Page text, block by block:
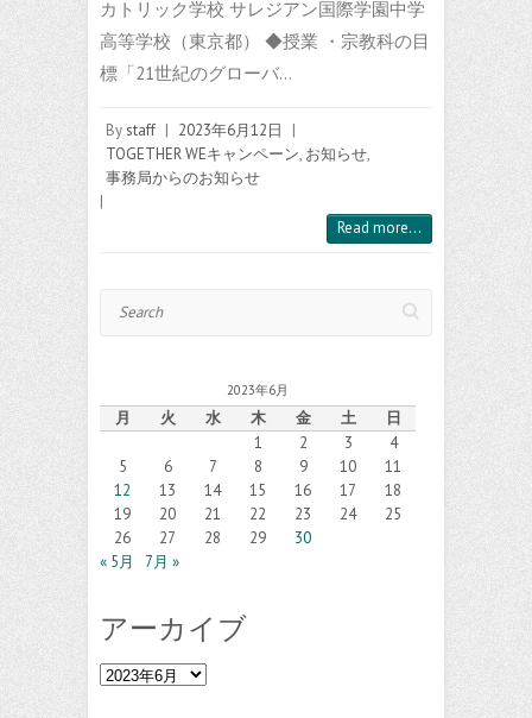
カトリック学校 サレジアン国際学園中学
高等学校（東京都） ◆授業 ・宗教科の目
標「21世紀のグローバ…
Bystaff | 2023年6月12日
|
TOGETHER WEキャンペーン, お知らせ,
事務局からのお知らせ
|
Read more...
2023年6月
月 火 水 木 金 土
日
1
2 3
4
5
6 7 8 9 10
11
12
13 14 15 16 17
18
19
20 21 22 23 24
25
26
27 28 29
30
« 5月
7月 »
アーカイブ
ア